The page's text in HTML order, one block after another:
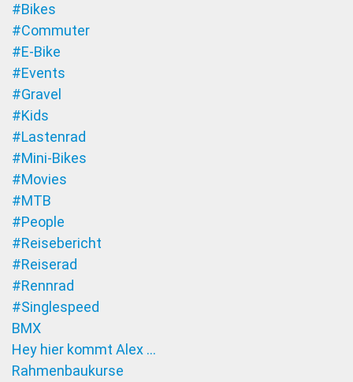
#Bikes
#Commuter
#E-Bike
#Events
#Gravel
#Kids
#Lastenrad
#Mini-Bikes
#Movies
#MTB
#People
#Reisebericht
#Reiserad
#Rennrad
#Singlespeed
BMX
Hey hier kommt Alex …
Rahmenbaukurse